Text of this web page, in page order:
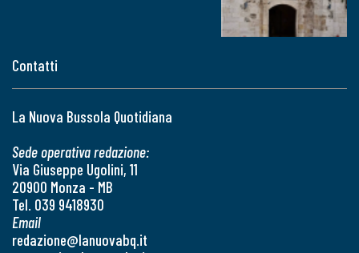
Contatti
La Nuova Bussola Quotidiana
Sede operativa redazione:
Via Giuseppe Ugolini, 11
20900 Monza - MB
Tel. 039 9418930
Email
redazione@lanuovabq.it